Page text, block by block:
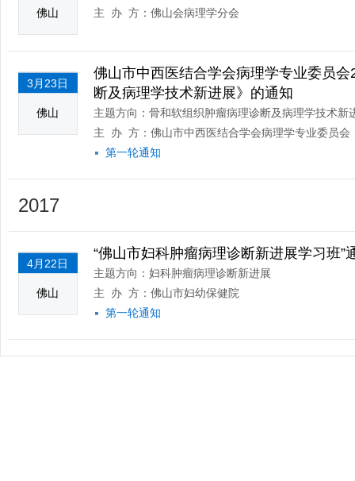
佛山
主 办 方：佛山会病理学分会
3月23日
佛山
佛山市中西医结合学会病理学专业委员
断及病理学技术新进展》的通知
主题方向：骨和软组织肿瘤病理诊断及病理学技术新
主 办 方：佛山市中西医结合学会病理学专业委员会
第一轮通知
2017
4月22日
佛山
“佛山市妇科肿瘤病理诊断新进展学习班”
主题方向：妇科肿瘤病理诊断新进展
主 办 方：佛山市妇幼保健院
第一轮通知